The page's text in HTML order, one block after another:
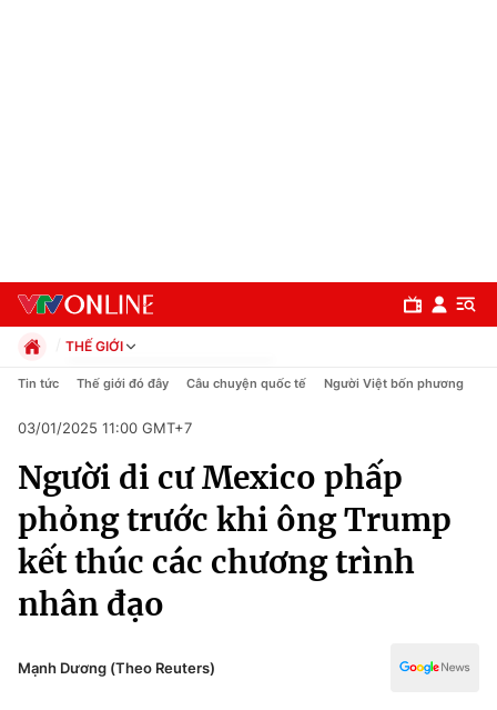
Chuyên mục
Chính trị
Xã hội
THẾ GIỚI
Chính trị
Pháp luật
Kinh tế
Thể thao
Truyền hình
Văn hóa - Giải trí
Đời sống
Giáo dục
Tin tức Thế giới đó đây Câu chuyện quốc tế Người Việt bốn phương
03/01/2025 11:00 GMT+7
Người di cư Mexico phấp
phỏng trước khi ông Trump
kết thúc các chương trình
nhân đạo
Mạnh Dương (Theo Reuters)